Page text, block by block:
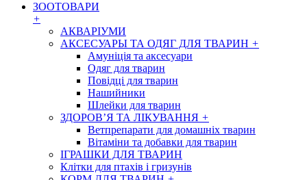
ЗООТОВАРИ
+
АКВАРІУМИ
АКСЕСУАРЫ ТА ОДЯГ ДЛЯ ТВАРИН +
Амуніція та аксесуари
Одяг для тварин
Повідці для тварин
Нашийники
Шлейки для тварин
ЗДОРОВ’Я ТА ЛІКУВАННЯ +
Ветпрепарати для домашніх тварин
Вітаміни та добавки для тварин
ІГРАШКИ ДЛЯ ТВАРИН
Клітки для птахів і гризунів